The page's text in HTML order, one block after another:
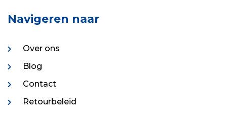
Navigeren naar
Over ons
Blog
Contact
Retourbeleid